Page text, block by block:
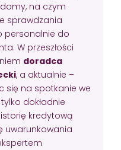
na czym
sprawdzania
personalnie do
W przeszłości
doradca
, a aktualnie –
się na spotkanie we
dokładnie
kredytową
uwarunkowania